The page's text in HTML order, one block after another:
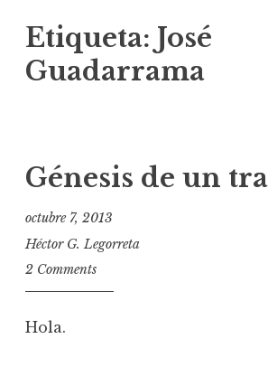
c
o
n
t
Etiqueta: José
Guadarrama
Génesis de un
octubre 7, 2013
Héctor G. Legorreta
2 Comments
Hola.